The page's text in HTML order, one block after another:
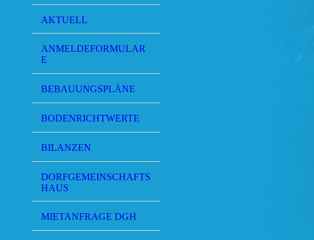
AKTUELL
ANMELDEFORMULAR
E
BEBAUUNGSPLÄNE
BODENRICHTWERTE
BILANZEN
DORFGEMEINSCHAFTS
HAUS
MIETANFRAGE DGH